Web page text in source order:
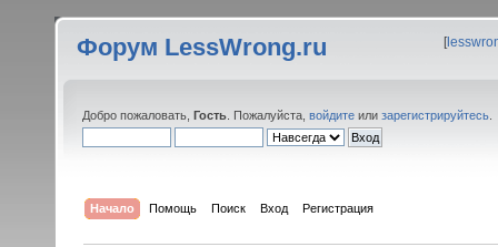
Форум LessWrong.ru [
Добро пожаловать, Гость . Пожалуйста, войдите или зарегистрируйтесь
Начало Помощь Поиск Вход Регистрация